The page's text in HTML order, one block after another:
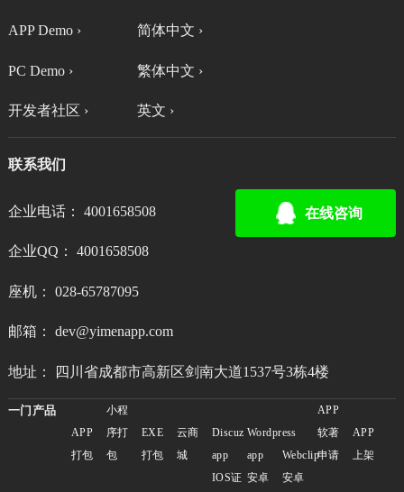
APP Demo ›
PC Demo ›
开发者社区 ›
简体中文 ›
繁体中文 ›
英文 ›
联系我们
企业电话： 4001658508
企业QQ： 4001658508
座机： 028-65787095
邮箱： dev@yimenapp.com
地址： 四川省成都市高新区剑南大道1537号3栋4楼
在线咨询
一门产品
APP
打包
小程
序打
包
EXE
打包
云商
城
Discuz
app
Wordpress
app
Webclip
APP
软著
申请
APP
上架
IOS证 安卓
安卓